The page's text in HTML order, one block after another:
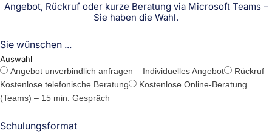
Angebot, Rückruf oder kurze Beratung via Microsoft Teams –
Sie haben die Wahl.
Sie wünschen ...
Auswahl
Angebot unverbindlich anfragen – Individuelles Angebot
Rückruf –
Kostenlose telefonische Beratung
Kostenlose Online-Beratung
(Teams) – 15 min. Gespräch
Schulungsformat